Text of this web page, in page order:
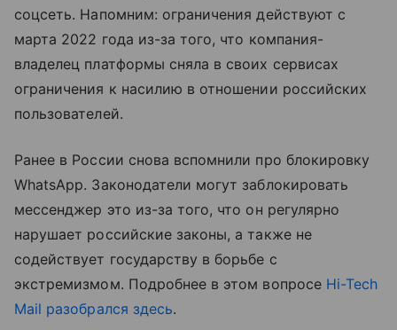
соцсеть. Напомним: ограничения действуют с
марта 2022 года из-за того, что компания-
владелец платформы сняла в своих сервисах
ограничения к насилию в отношении российских
пользователей.
Ранее в России снова вспомнили про блокировку
WhatsApp. Законодатели могут заблокировать
мессенджер это из-за того, что он регулярно
нарушает российские законы, а также не
содействует государству в борьбе с
экстремизмом. Подробнее в этом вопросе Hi-Tech
Mail разобрался здесь.